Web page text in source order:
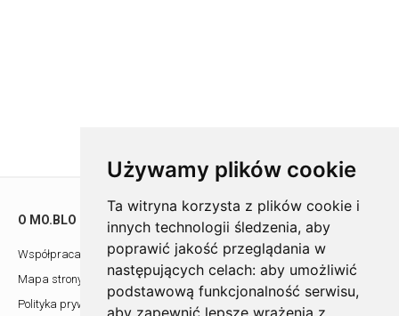
Używamy plików cookie
Ta witryna korzysta z plików cookie i
innych technologii śledzenia, aby
poprawić jakość przeglądania w
następujących celach: aby umożliwić
podstawową funkcjonalność serwisu,
aby zapewnić lepsze wrażenia z
O MO.BLO
Współpraca z architektami
Mapa strony
Polityka prywatności
POMOC
Showroom
Kontakt